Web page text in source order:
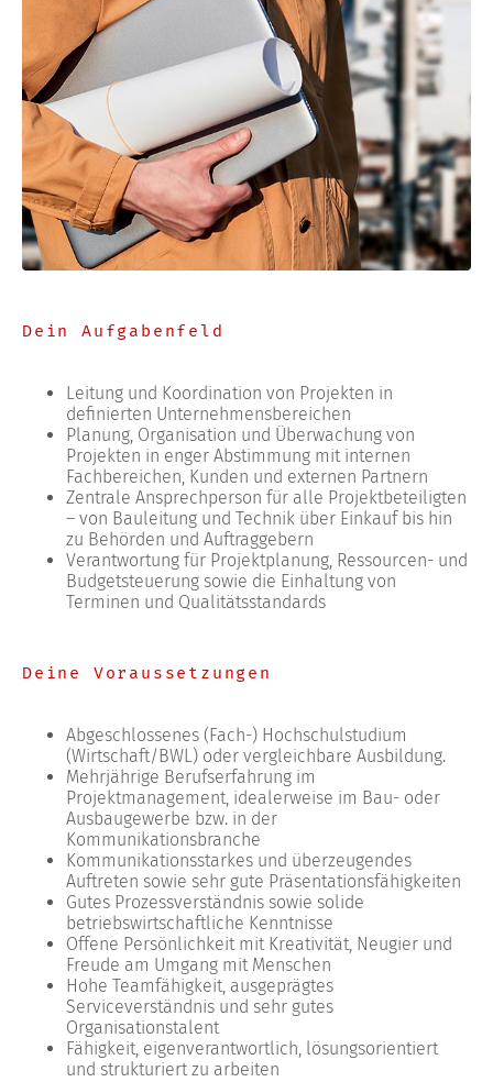
Dein Aufgabenfeld
Leitung und Koordination von Projekten in
definierten Unternehmensbereichen
Planung, Organisation und Überwachung von
Projekten in enger Abstimmung mit internen
Fachbereichen, Kunden und externen Partnern
Zentrale Ansprechperson für alle Projektbeteiligten
– von Bauleitung und Technik über Einkauf bis hin
zu Behörden und Auftraggebern
Verantwortung für Projektplanung, Ressourcen- und
Budgetsteuerung sowie die Einhaltung von
Terminen und Qualitätsstandards
Deine Voraussetzungen
Abgeschlossenes (Fach-) Hochschulstudium
(Wirtschaft/BWL) oder vergleichbare Ausbildung.
Mehrjährige Berufserfahrung im
Projektmanagement, idealerweise im Bau- oder
Ausbaugewerbe bzw. in der
Kommunikationsbranche
Kommunikationsstarkes und überzeugendes
Auftreten sowie sehr gute Präsentationsfähigkeiten
Gutes Prozessverständnis sowie solide
betriebswirtschaftliche Kenntnisse
Offene Persönlichkeit mit Kreativität, Neugier und
Freude am Umgang mit Menschen
Hohe Teamfähigkeit, ausgeprägtes
Serviceverständnis und sehr gutes
Organisationstalent
Fähigkeit, eigenverantwortlich, lösungsorientiert
und strukturiert zu arbeiten